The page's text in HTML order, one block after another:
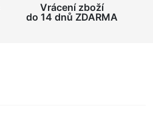
Vrácení zboží
do 14 dnů ZDARMA